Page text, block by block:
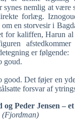
synes nemlig at være
forlæg.
om en storvesir i
for kaliffen, Harun al
er følgende:
goud.
good. Det føjer en
forsvar af
Peder Jensen –
(Fjordman)